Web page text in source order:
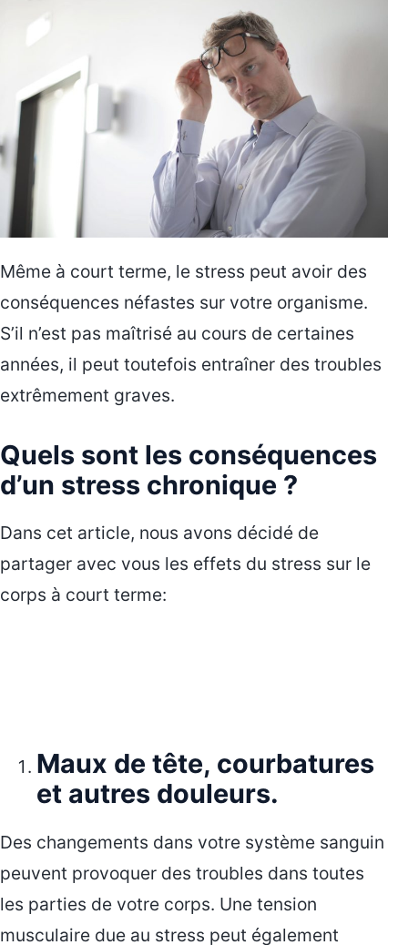
Même à court terme, le stress peut avoir des
conséquences néfastes sur votre organisme.
S’il n’est pas maîtrisé au cours de certaines
années, il peut toutefois entraîner des troubles
extrêmement graves.
Quels sont les conséquences
d’un stress chronique ?
Dans cet article, nous avons décidé de
partager avec vous les effets du stress sur le
corps à court terme:
Maux de tête, courbatures
et autres douleurs.
Des changements dans votre système sanguin
peuvent provoquer des troubles dans toutes
les parties de votre corps. Une tension
musculaire due au stress peut également